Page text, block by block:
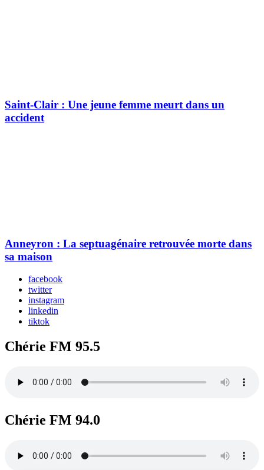
Saint-Clair : Une jeune femme meurt dans un
accident
Anneyron : La septuagénaire retrouvée morte dans
sa maison
facebook
twitter
instagram
linkedin
tiktok
Chérie FM 95.5
Chérie FM 94.0